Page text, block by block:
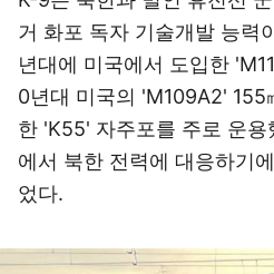
거 화포 독자 기술개발 능력
년대에 미국에서 도입한
0년대 미국의 'M109A2' 155
한 'K55' 자주포를 주로 운용
에서 북한 전력에 대응하기
었다.